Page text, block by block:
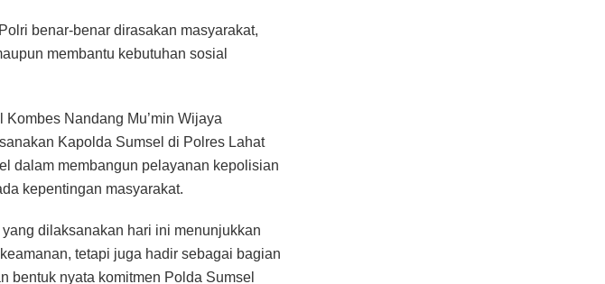
benar-benar dirasakan masyarakat,
membantu kebutuhan sosial
Nandang Mu’min Wijaya
Kapolda Sumsel di Polres Lahat
dalam membangun pelayanan kepolisian
kepentingan masyarakat.
dilaksanakan hari ini menunjukkan
tetapi juga hadir sebagai bagian
bentuk nyata komitmen Polda Sumsel